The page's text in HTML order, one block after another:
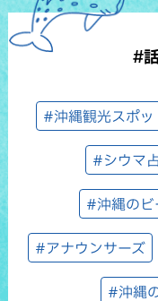
#
#沖縄観光スポッ
#シウマ
#沖縄のビ
#アナウンサーズ
#沖縄